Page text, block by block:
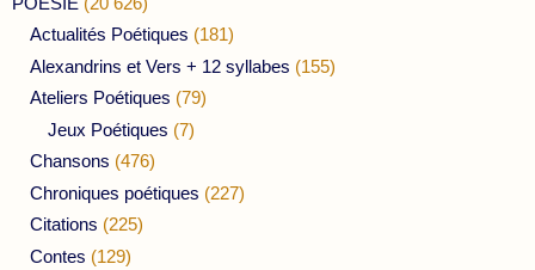
Actualités Poétiques (181)
Alexandrins et Vers + 12 syllabes (155)
Ateliers Poétiques (79)
Jeux Poétiques (7)
Chansons (476)
Chroniques poétiques (227)
Citations (225)
Contes (129)